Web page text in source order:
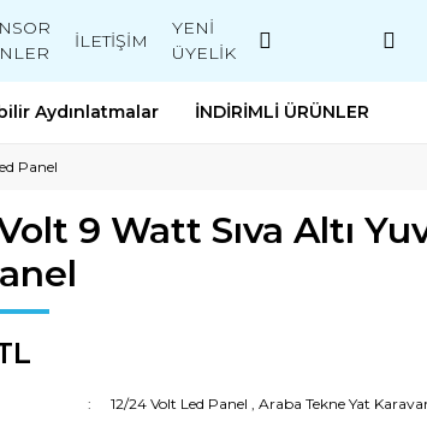
İLETİŞİM
YENİ
ÜYELİK
Aydınlatmalar İNDİRİMLİ ÜRÜNLER
Panel
9 Watt Sıva Altı
12/24 Volt Led Panel , Araba Tekne Yat